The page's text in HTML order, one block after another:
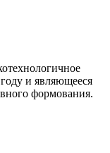
и являющееся
формования.